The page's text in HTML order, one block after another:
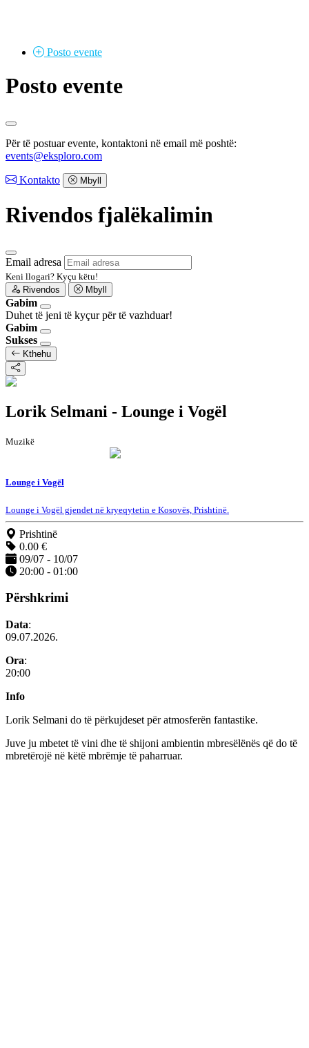
Posto evente
Posto evente
Për të postuar evente, kontaktoni në email më poshtë:
events@eksploro.com
Kontakto Mbyll
Rivendos fjalëkalimin
Email adresa
Keni llogari? Kyçu këtu!
Rivendos
Mbyll
Gabim
Duhet të jeni të kyçur për të vazhduar!
Gabim
Sukses
Kthehu
Lorik Selmani - Lounge i Vogël
Muzikë
Lounge i Vogël
Lounge i Vogël gjendet në kryeqytetin e Kosovës, Prishtinë.
Prishtinë
0.00 €
09/07 - 10/07
20:00 - 01:00
Përshkrimi
Data:
09.07.2026.
Ora:
20:00
Info
Lorik Selmani do të përkujdeset për atmosferën fantastike.
Juve ju mbetet të vini dhe të shijoni ambientin mbresëlënës që do të
mbretërojë në këtë mbrëmje të paharruar.